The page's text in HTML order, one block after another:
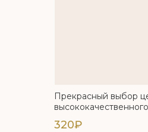
320₽
Прекрасный выбор